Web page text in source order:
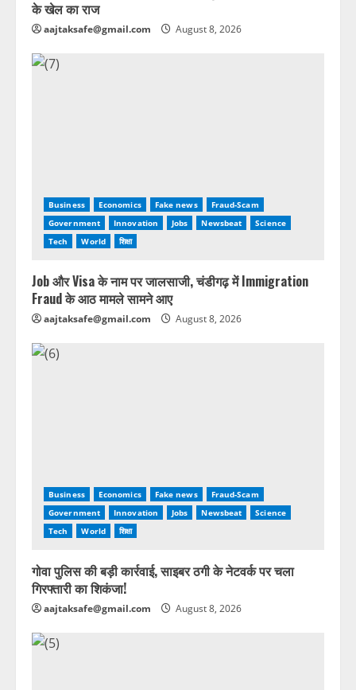
के खेल का राज
aajtaksafe@gmail.com August 8, 2026
Business Economics Fake news
Fraud-Scam
Government
Innovation Jobs Newsbeat
Science
Tech
World शिक्षा
Job और Visa के नाम पर जालसाजी, चंडीगढ़ में Immigration
Fraud के आठ मामले सामने आए
aajtaksafe@gmail.com August 8, 2026
Business Economics Fake news
Fraud-Scam
Government
Innovation Jobs Newsbeat
Science
Tech
World शिक्षा
गोवा पुलिस की बड़ी कार्रवाई, साइबर ठगी के नेटवर्क पर चला
गिरफ्तारी का शिकंजा!
aajtaksafe@gmail.com August 8, 2026